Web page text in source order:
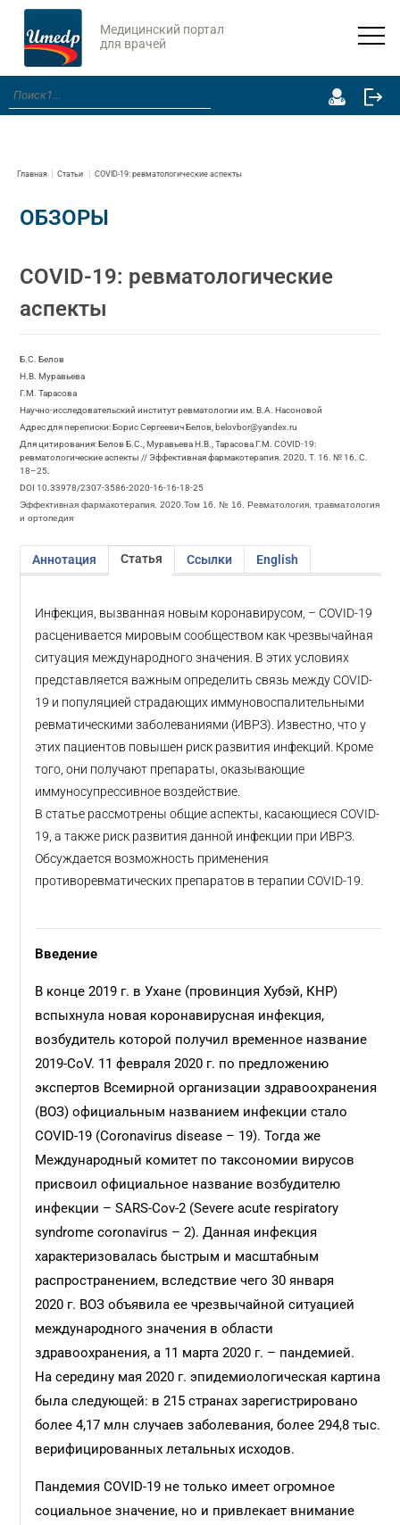
Медицинский портал
для врачей
Главная Статьи COVID-19: ревматологические аспекты
ОБЗОРЫ
COVID-19: ревматологические
аспекты
Б.С. Белов
Н.В. Муравьева
Г.М. Тарасова
Научно-исследовательский институт ревматологии им. В.А. Насоновой
Адрес для переписки: Борис Сергеевич Белов, belovbor@yandex.ru
Для цитирования: Белов Б.С., Муравьева Н.В., Тарасова Г.М. COVID-19:
ревматологические аспекты // Эффективная фармакотерапия. 2020. Т. 16. № 16. С.
18–25.
DOI 10.33978/2307-3586-2020-16-16-18-25
Эффективная фармакотерапия. 2020.Том 16. № 16. Ревматология, травматология
и ортопедия
Аннотация Статья Ссылки English
Инфекция, вызванная новым коронавирусом, – COVID-19
расценивается мировым сообществом как чрезвычайная
ситуация международного значения. В этих условиях
представляется важным определить связь между COVID-
19 и популяцией страдающих иммуновоспалительными
ревматическими заболеваниями (ИВРЗ). Известно, что у
этих пациентов повышен риск развития инфекций. Кроме
того, они получают препараты, оказывающие
иммуносупрессивное воздействие.
В статье рассмотрены общие аспекты, касающиеся COVID-
19, а также риск развития данной инфекции при ИВРЗ.
Обсуждается возможность применения
противоревматических препаратов в терапии COVID-19.
Введение
В конце 2019 г. в Ухане (провинция Хубэй, КНР)
вспыхнула новая коронавирусная инфекция,
возбудитель которой получил временное название
2019-СoV. 11 февраля 2020 г. по предложению
экспертов Всемирной организации здравоохранения
(ВОЗ) официальным названием инфекции стало
COVID-19 (Coronavirus disease – 19). Тогда же
Международный комитет по таксономии вирусов
присвоил официальное название возбудителю
инфекции – SARS-Cov-2 (Severe acute respiratory
syndrome coronavirus – 2). Данная инфекция
характеризовалась быстрым и масштабным
распространением, вследствие чего 30 января
2020 г. ВОЗ объявила ее чрезвычайной ситуацией
международного значения в области
здравоохранения, а 11 марта 2020 г. – пандемией.
На середину мая 2020 г. эпидемиологическая картина
была следующей: в 215 странах зарегистрировано
более 4,17 млн случаев заболевания, более 294,8 тыс.
верифицированных летальных исходов.
Пандемия COVID-19 не только имеет огромное
социальное значение, но и привлекает внимание